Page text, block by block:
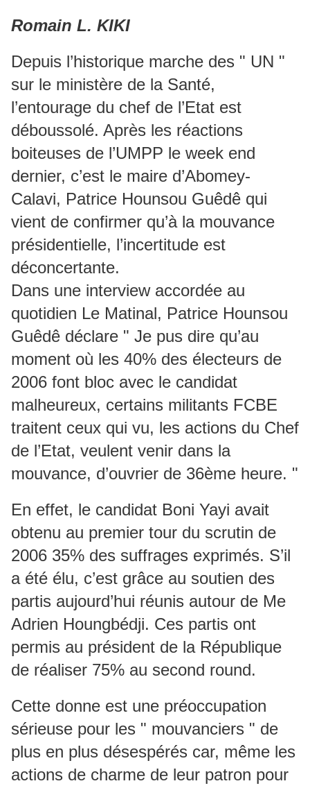
Romain L. KIKI
Depuis l’historique marche des " UN "
sur le ministère de la Santé,
l’entourage du chef de l’Etat est
déboussolé. Après les réactions
boiteuses de l’UMPP le week end
dernier, c’est le maire d’Abomey-
Calavi, Patrice Hounsou Guêdê qui
vient de confirmer qu’à la mouvance
présidentielle, l’incertitude est
déconcertante.
Dans une interview accordée au
quotidien Le Matinal, Patrice Hounsou
Guêdê déclare " Je pus dire qu’au
moment où les 40% des électeurs de
2006 font bloc avec le candidat
malheureux, certains militants FCBE
traitent ceux qui vu, les actions du Chef
de l’Etat, veulent venir dans la
mouvance, d’ouvrier de 36ème heure. "
En effet, le candidat Boni Yayi avait
obtenu au premier tour du scrutin de
2006 35% des suffrages exprimés. S’il
a été élu, c’est grâce au soutien des
partis aujourd’hui réunis autour de Me
Adrien Houngbédji. Ces partis ont
permis au président de la République
de réaliser 75% au second round.
Cette donne est une préoccupation
sérieuse pour les " mouvanciers " de
plus en plus désespérés car, même les
actions de charme de leur patron pour